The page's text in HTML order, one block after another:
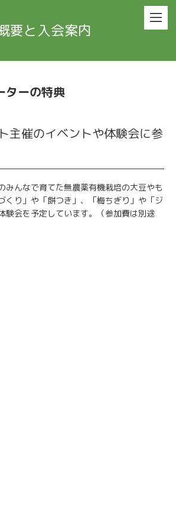
要と入会案内
ターの特典
主催のイベントや体験会に参
みんなで育てた無農薬有機栽培の大豆やも
くり」や「餅つき」、「梅ちぎり」や「ジ
験会を予定しています。（参加費は別途